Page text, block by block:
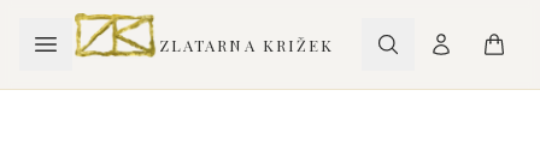
ZLATARNA KRIŽEK